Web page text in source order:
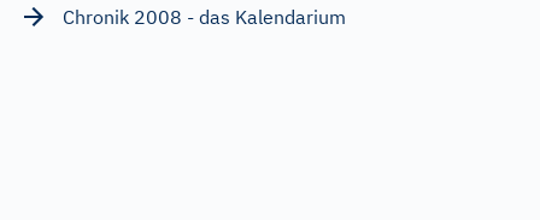
Chronik 2008 - das Kalendarium